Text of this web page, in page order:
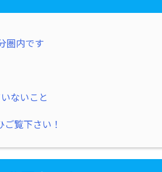
圏内です
ないこと
ご覧下さい！